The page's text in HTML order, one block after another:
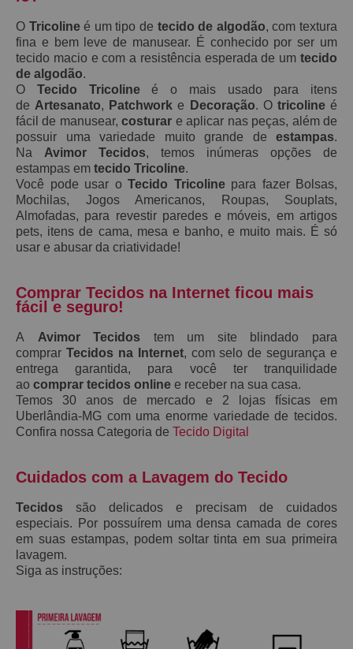
O Tricolineé um tipo de tecido de algodão, com textura
fina e bem leve de manusear. É conhecido por ser um
tecido macio e com a resistência esperada de um tecido
de algodão.
O Tecido Tricolineé o mais usado para itens
de Artesanato, Patchwork e Decoração. O tricolineé
fácil de manusear,costurar e aplicar nas peças, além de
possuir uma variedade muito grande de estampas.
Na Avimor Tecidos, temos inúmeras opções de
estampas em tecido Tricoline.
Você pode usar o Tecido Tricolinepara fazer Bolsas,
Mochilas, Jogos Americanos, Roupas, Souplats,
Almofadas, para revestir paredes e móveis, em artigos
pets, itens de cama, mesa e banho, e muito mais. É só
usar e abusar da criatividade!
Comprar Tecidos na Internet ficou mais
fácil e seguro!
A Avimor Tecidos tem um site blindado para
comprar Tecidos na Internet, com selo de segurança e
entrega garantida, para você ter tranquilidade
ao comprar tecidos online e receber na sua casa.
Temos 30 anos de mercado e 2 lojas físicas em
Uberlândia-MG com uma enorme variedade de tecidos.
Confira nossa Categoria de Tecido Digital
Cuidados com a Lavagem do Tecido
Tecidos são delicados e precisam de cuidados
especiais. Por possuírem uma densa camada de cores
em suas estampas, podem soltar tinta em sua primeira
lavagem.
Siga as instruções: